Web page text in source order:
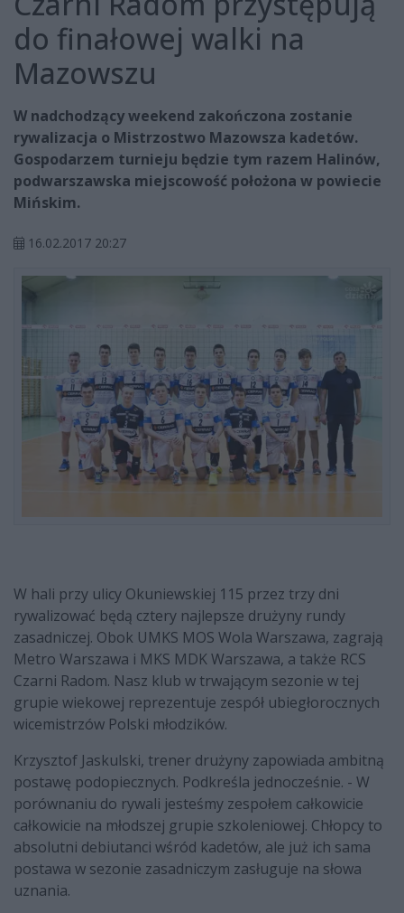
do finałowej walki na
Mazowszu
W nadchodzący weekend zakończona zostanie
rywalizacja o Mistrzostwo Mazowsza kadetów.
Gospodarzem turnieju będzie tym razem Halinów,
podwarszawska miejscowość położona w powiecie
Mińskim.
16.02.2017 20:27
W hali przy ulicy Okuniewskiej 115 przez trzy dni
rywalizować będą cztery najlepsze drużyny rundy
zasadniczej. Obok UMKS MOS Wola Warszawa, zagrają
Metro Warszawa i MKS MDK Warszawa, a także RCS
Czarni Radom. Nasz klub w trwającym sezonie w tej
grupie wiekowej reprezentuje zespół ubiegłorocznych
wicemistrzów Polski młodzików.
Krzysztof Jaskulski, trener drużyny zapowiada ambitną
postawę podopiecznych. Podkreśla jednocześnie. - W
porównaniu do rywali jesteśmy zespołem całkowicie
całkowicie na młodszej grupie szkoleniowej. Chłopcy to
absolutni debiutanci wśród kadetów, ale już ich sama
postawa w sezonie zasadniczym zasługuje na słowa
uznania.